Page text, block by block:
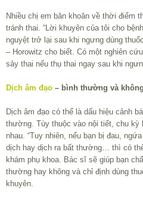
Nhiều chị em băn khoăn về thời điểm
tránh thai. “Lời khuyên của tôi cho
nguyệt trở lại sau khi ngưng dùng
– Horowitz cho biết. Có một nghiên
sảy thai nếu thụ thai ngay sau khi
Dịch âm đạo – bình thường và
Dịch âm đạo có thể là dấu hiệu cảnh
thường. Tùy thuộc vào nội tiết, chu kỳ
nhau. “Tuy nhiên, nếu bạn bị đau,
dịch hay dịch ra bất thường… thì có
khám phụ khoa. Bác sĩ sẽ giúp bạn
thường hay không và chỉ định dùng
khuyên.